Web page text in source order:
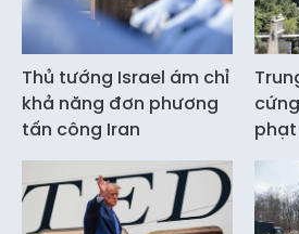
Thủ tướng Israel ám chỉ
khả năng đơn phương
tấn công Iran